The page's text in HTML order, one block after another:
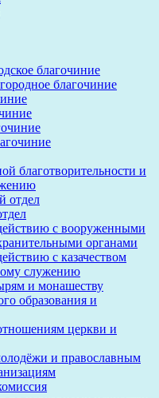
благочиние
благочиние
благотворительности и
отдел
с вооруженными
органами
с казачеством
служению
и монашеству
образования и
церкви и
и православным